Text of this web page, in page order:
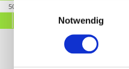
Einwilligungsauswahl
Notwendig